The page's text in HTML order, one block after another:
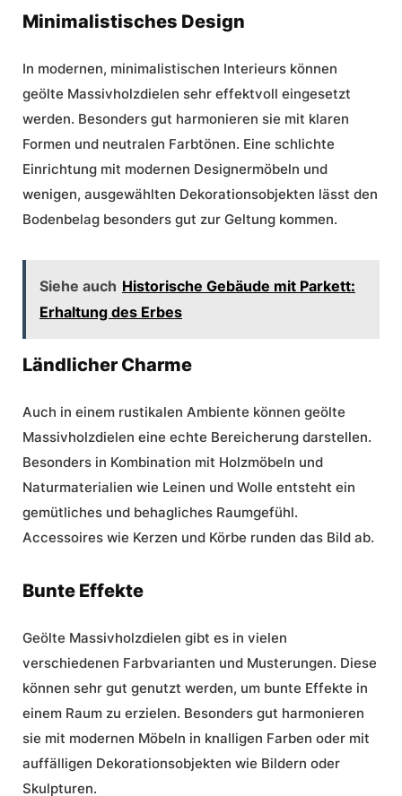
Minimalistisches Design
In modernen, minimalistischen Interieurs können
geölte Massivholzdielen sehr effektvoll eingesetzt
werden. Besonders gut harmonieren sie mit klaren
Formen und neutralen Farbtönen. Eine schlichte
Einrichtung mit modernen Designermöbeln und
wenigen, ausgewählten Dekorationsobjekten lässt den
Bodenbelag besonders gut zur Geltung kommen.
Siehe auch Historische Gebäude mit Parkett:
Erhaltung des Erbes
Ländlicher Charme
Auch in einem rustikalen Ambiente können geölte
Massivholzdielen eine echte Bereicherung darstellen.
Besonders in Kombination mit Holzmöbeln und
Naturmaterialien wie Leinen und Wolle entsteht ein
gemütliches und behagliches Raumgefühl.
Accessoires wie Kerzen und Körbe runden das Bild ab.
Bunte Effekte
Geölte Massivholzdielen gibt es in vielen
verschiedenen Farbvarianten und Musterungen. Diese
können sehr gut genutzt werden, um bunte Effekte in
einem Raum zu erzielen. Besonders gut harmonieren
sie mit modernen Möbeln in knalligen Farben oder mit
auffälligen Dekorationsobjekten wie Bildern oder
Skulpturen.